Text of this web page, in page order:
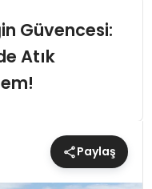
Güvencesi:
Atık
Paylaş